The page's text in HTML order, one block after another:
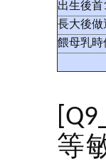
出生後首
長大後做
餵母乳時
等